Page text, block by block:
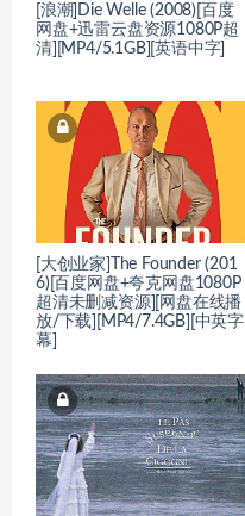
[浪潮]Die Welle (2008)[百度
网盘+迅雷云盘资源1080P超
清][MP4/5.1GB][英语中字]
[大创业家]The Founder (201
6)[百度网盘+夸克网盘1080P
超清未删减资源][网盘在线播
放/下载][MP4/7.4GB][中英字
幕]